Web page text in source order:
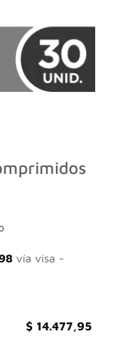
vía visa -
$ 14.477,95